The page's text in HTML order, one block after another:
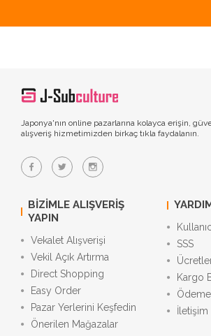
Japonya'nın online pazarlarına kolayca erişin,
alışveriş hizmetimizden birkaç tıkla faydalanın.
BIZIMLE ALIŞVERIŞ
YAPIN
Vekalet Alışverişi
Vekil Açık Artırma
Direct Shopping
Easy Order
Pazar Yerlerini Keşfedin
Önerilen Mağazalar
SSS
Kargo
İletişim